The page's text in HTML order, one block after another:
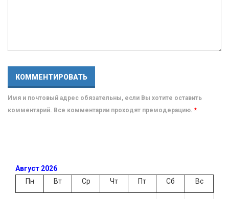
Имя и почтовый адрес обязательны, если Вы хотите оставить
комментарий. Все комментарии проходят премодерацию. *
Август 2026
Пн
Вт Ср Чт Пт Сб Вс